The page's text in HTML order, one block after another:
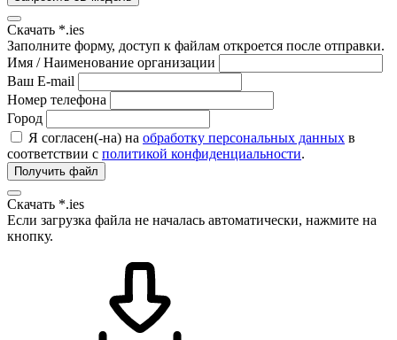
Скачать *.ies
Заполните форму, доступ к файлам откроется после отправки.
Имя / Наименование организации
Ваш E-mail
Номер телефона
Город
Я согласен(-на) на обработку персональных данных в
соответствии с политикой конфиденциальности.
Получить файл
Скачать *.ies
Если загрузка файла не началась автоматически, нажмите на
кнопку.